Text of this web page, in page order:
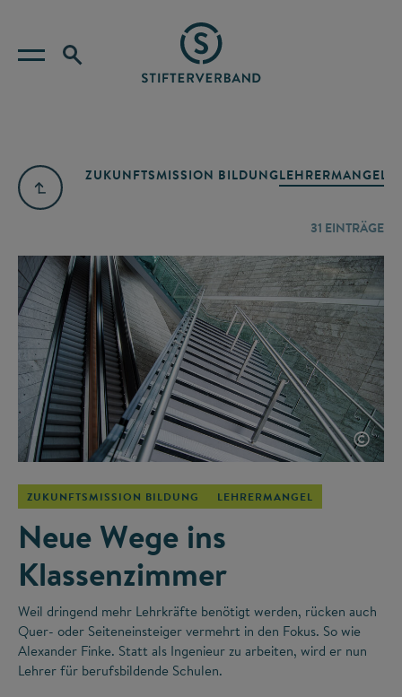
ZUKUNFTSMISSION BILDUNGLEHRERMANGEL
31 EINTRÄGE
©
ZUKUNFTSMISSION BILDUNG LEHRERMANGEL
Neue Wege ins
Klassenzimmer
Weil dringend mehr Lehrkräfte benötigt werden, rücken auch
Quer- oder Seiteneinsteiger vermehrt in den Fokus. So wie
Alexander Finke. Statt als Ingenieur zu arbeiten, wird er nun
Lehrer für berufsbildende Schulen.